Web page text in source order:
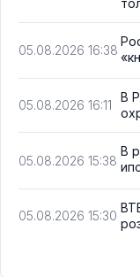
05.08.2026 16:38
05.08.2026 16:11
В
05.08.2026 15:38
В
05.08.2026 15:30